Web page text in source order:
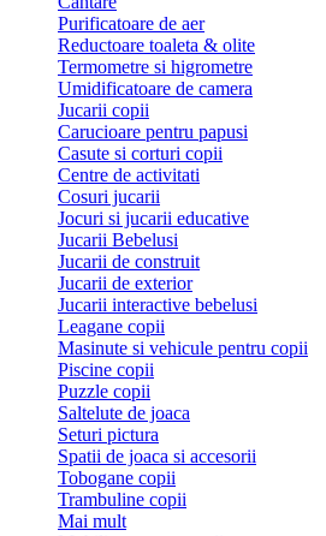
Purificatoare de aer
Reductoare toaleta & olite
Termometre si higrometre
Umidificatoare de camera
Jucarii copii
Carucioare pentru papusi
Casute si corturi copii
Centre de activitati
Cosuri jucarii
Jocuri si jucarii educative
Jucarii Bebelusi
Jucarii de construit
Jucarii de exterior
Jucarii interactive bebelusi
Leagane copii
Masinute si vehicule pentru copii
Piscine copii
Puzzle copii
Saltelute de joaca
Seturi pictura
Spatii de joaca si accesorii
Tobogane copii
Trambuline copii
Mai mult